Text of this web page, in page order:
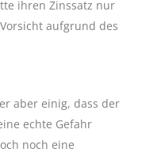
ihren Zinssatz nur
aufgrund des
aber einig, dass der
echte Gefahr
noch eine